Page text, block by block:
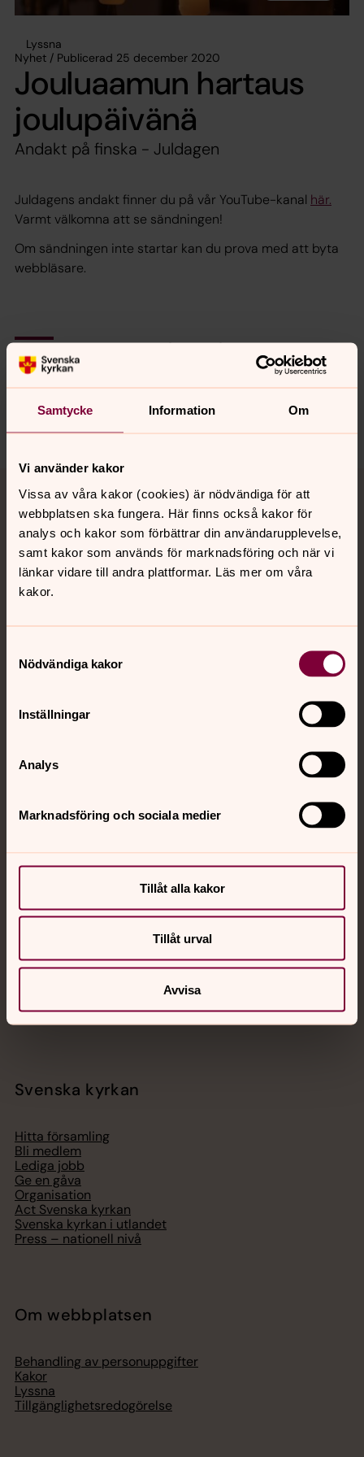
Samtycke Information Om
Vi använder kakor
Vissa av våra kakor (cookies) är nödvändiga för att
webbplatsen ska fungera. Här finns också kakor för
analys och kakor som förbättrar din användarupplevelse,
samt kakor som används för marknadsföring och när vi
länkar vidare till andra plattformar. Läs mer om våra
kakor.
Nödvändiga kakor
Inställningar
Analys
Marknadsföring och sociala medier
Tillåt alla kakor
Tillåt urval
Avvisa
Lyssna
Nyhet / Publicerad 25 december 2020
Jouluaamun hartaus
joulupäivänä
Andakt på finska - Juldagen
Juldagens andakt finner du på vår YouTube-kanal här.
Varmt välkomna att se sändningen!
Om sändningen inte startar kan du prova med att byta
webbläsare.
Synpunkter eller frågor på sidans
innehåll?
Dela
Tillbaka till toppen
Tillbaka till innehållet
Kontakt
Jourhavande präst
Akut samtals- och krisstöd. Prata eller chatta anonymt
med en präst på kvällar och nätter.
Chatt
Telefon 112
Svenska kyrkan
Hitta församling
Bli medlem
Lediga jobb
Ge en gåva
Organisation
Act Svenska kyrkan
Svenska kyrkan i utlandet
Press – nationell nivå
Om webbplatsen
Behandling av personuppgifter
Kakor
Lyssna
Tillgänglighetsredogörelse